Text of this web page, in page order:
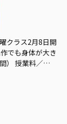
クラス2月8日開
でも身体が大き
） 授業料／…